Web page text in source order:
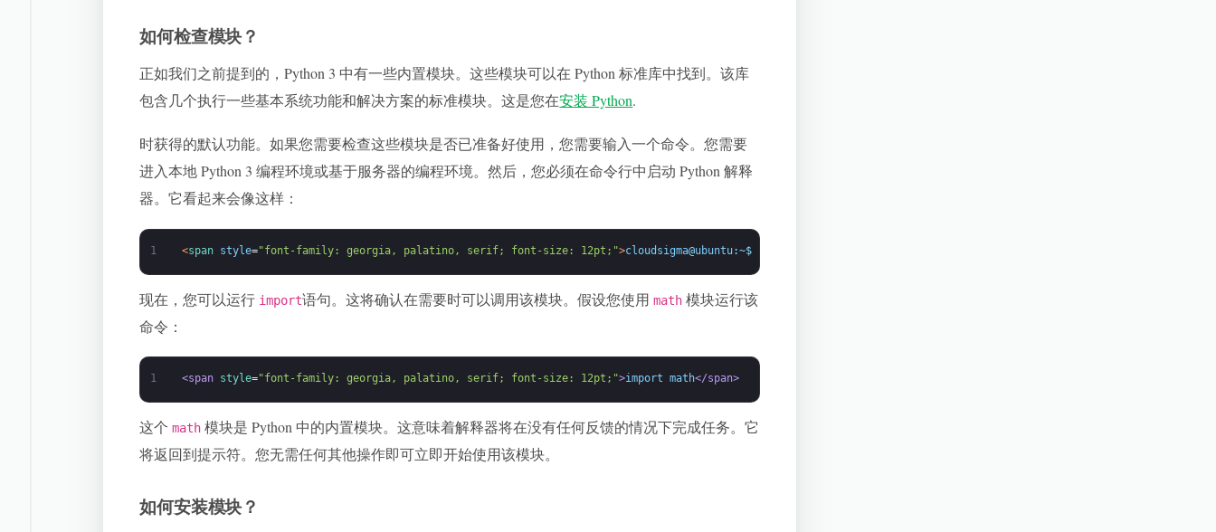
如何检查模块？
正如我们之前提到的，Python 3 中有一些内置模块。这些模块可以在 Python 标准库中找到。该库
包含几个执行一些基本系统功能和解决方案的标准模块。这是您在安装 Python.
时获得的默认功能。如果您需要检查这些模块是否已准备好使用，您需要输入一个命令。您需要
进入本地 Python 3 编程环境或基于服务器的编程环境。然后，您必须在命令行中启动 Python 解释
器。它看起来会像这样：
1 <span style="font-family: georgia, palatino, serif; font-size: 12pt;">cloudsigma@ubuntu:~$
现在，您可以运行 import语句。这将确认在需要时可以调用该模块。假设您使用math 模块运行该
命令：
1 <span style="font-family: georgia, palatino, serif; font-size: 12pt;">import math</span>
这个math 模块是 Python 中的内置模块。这意味着解释器将在没有任何反馈的情况下完成任务。它
将返回到提示符。您无需任何其他操作即可立即开始使用该模块。
如何安装模块？